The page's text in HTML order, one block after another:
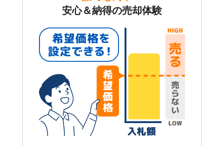
安心＆納得の売却体験